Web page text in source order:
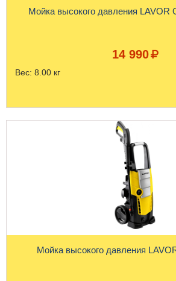
Мойка высокого давления LAVOR
14 990
Вес: 8.00 кг
Мойка высокого давления